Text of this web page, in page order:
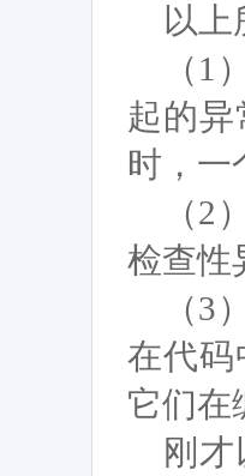
以
（1
起的
时，一
（2
检查性
（3
在代码
它们在
刚